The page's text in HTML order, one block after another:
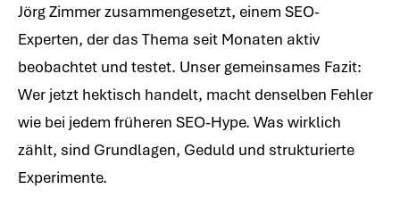
Jörg Zimmer zusammengesetzt, einem SEO-
Experten, der das Thema seit Monaten aktiv
beobachtet und testet. Unser gemeinsames Fazit:
Wer jetzt hektisch handelt, macht denselben Fehler
wie bei jedem früheren SEO-Hype. Was wirklich
zählt, sind Grundlagen, Geduld und strukturierte
Experimente.